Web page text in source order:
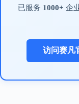
已服务 1000+ 企
访问赛凡